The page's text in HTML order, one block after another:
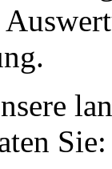
Sie: